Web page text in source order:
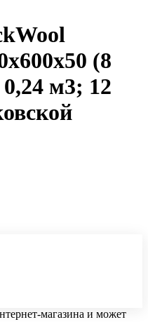
(8
м3; 12
магазина и может